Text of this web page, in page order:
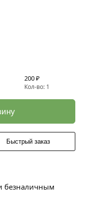
200 ₽
Кол-во: 1
Быстрый заказ
безналичным